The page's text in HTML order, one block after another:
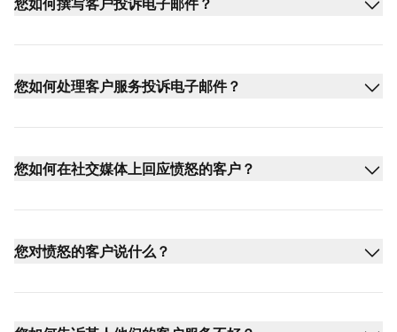
您如何处理客户服务投诉电子邮件？
您如何在社交媒体上回应愤怒的客户？
您对愤怒的客户说什么？